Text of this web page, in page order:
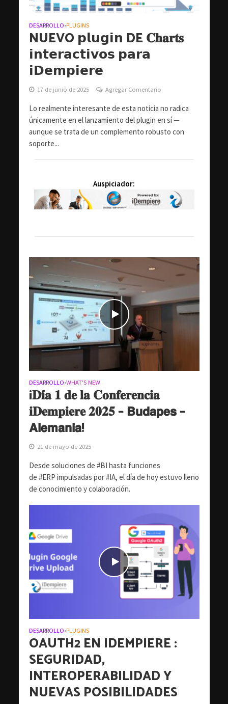
DESARROLLO•PLUGINS
NUEVO 𝗽𝗹𝘂𝗴𝗶𝗻 DE 𝐂𝐡𝐚𝐫𝐭𝐬
𝗶𝗻𝘁𝗲𝗿𝗮𝗰𝘁𝗶𝘃𝗼𝘀 𝗽𝗮𝗿𝗮
𝗶𝗗𝗲𝗺𝗽𝗶𝗲𝗿𝗲
17 de junio de 2025 Agregar Comentario
Lo realmente interesante de esta noticia no radica
únicamente en el lanzamiento del plugin en sí —
aunque se trata de un complemento robusto con
soporte...
Auspiciador:
DESARROLLO•WHAT'S NEW
¡𝐃𝐢́𝐚 𝟏 𝐝𝐞 𝐥𝐚 𝐂𝐨𝐧𝐟𝐞𝐫𝐞𝐧𝐜𝐢𝐚
𝐢𝐃𝐞𝐦𝐩𝐢𝐞𝐫𝐞 𝟐𝟎𝟐𝟓 – 𝗕𝘂𝗱𝗮𝗽𝗲𝘀 –
𝗔𝗹𝗲𝗺𝗮𝗻𝗶𝗮!
21 de mayo de 2025
Desde soluciones de #BI hasta funciones
de #ERP impulsadas por #IA, el día de hoy estuvo lleno
de conocimiento y colaboración.
DESARROLLO•PLUGINS
OAUTH2 EN IDEMPIERE :
SEGURIDAD,
INTEROPERABILIDAD Y
NUEVAS POSIBILIDADES